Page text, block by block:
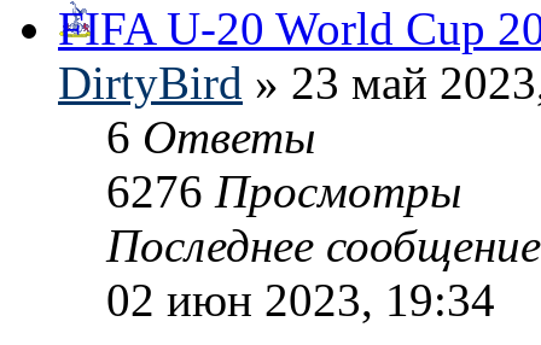
FIFA U-20 World Cup
DirtyBird » 23 май
6 Ответы
6276 Просмотры
Последнее
02 июн 2023, 19:34